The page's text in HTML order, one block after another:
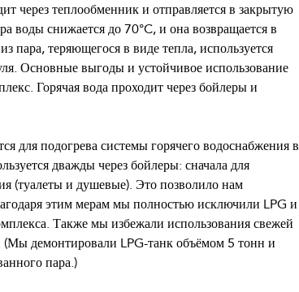
через теплообменник и отправляется в закрытую
воды снижается до 70°C, и она возвращается в
пара, теряющегося в виде тепла, используется
Основные выгоды и устойчивое использование
Горячая вода проходит через бойлеры и
для подогрева системы горячего водоснабжения в
дважды через бойлеры: сначала для
(туалеты и душевые). Это позволило нам
этим мерам мы полностью исключили LPG и
Также мы избежали использования свежей
демонтировали LPG-танк объёмом 5 тонн и
пара.)